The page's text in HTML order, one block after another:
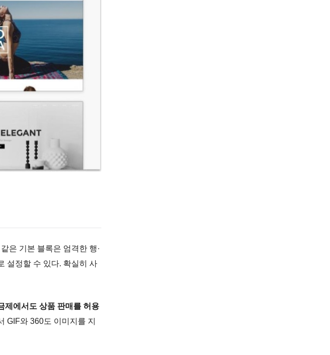
은 기본 블록은 엄격한 행·
설정할 수 있다. 확실히 사
제에서도 상품 판매를 허용
GIF와 360도 이미지를 지